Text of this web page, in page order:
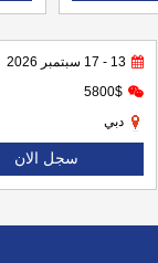
13 - 17 سبتمبر 2026
5800$
دبي
سجل الان